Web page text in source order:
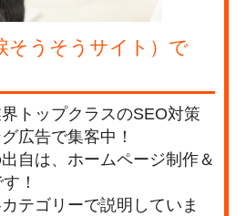
そうそうサイト）で
トップクラスのSEO対策
広告で集客中！
自は、ホームページ制作＆
！
テゴリーで説明していま